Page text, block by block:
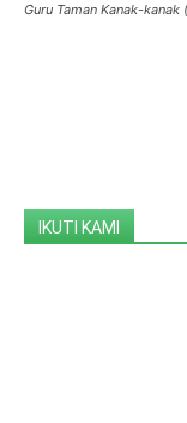
Guru Taman Kanak-
IKUTI KAMI